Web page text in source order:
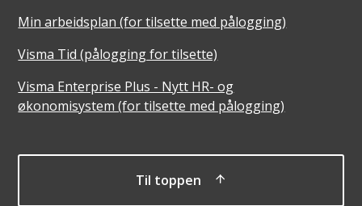
Min arbeidsplan (for tilsette med pålogging)
Visma Tid (pålogging for tilsette)
Visma Enterprise Plus - Nytt HR- og
økonomisystem (for tilsette med pålogging)
Til toppen